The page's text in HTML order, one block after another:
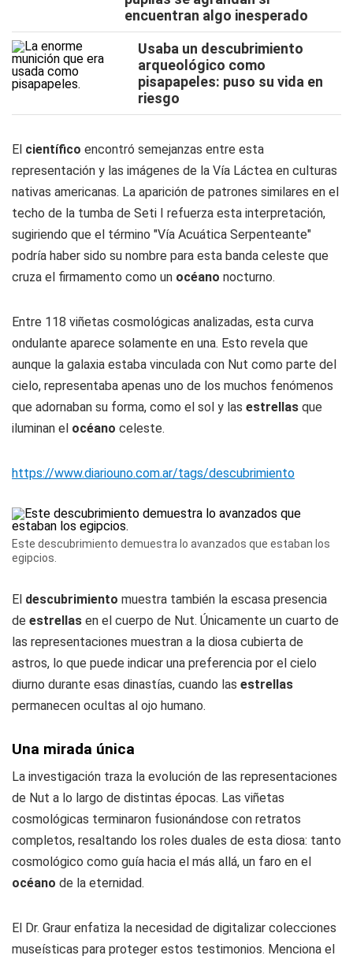
encuentran algo inesperado
Usaba un descubrimiento
arqueológico como
pisapapeles: puso su vida en
riesgo
El científico encontró semejanzas entre esta
representación y las imágenes de la Vía Láctea en culturas
nativas americanas. La aparición de patrones similares en el
techo de la tumba de Seti I refuerza esta interpretación,
sugiriendo que el término "Vía Acuática Serpenteante"
podría haber sido su nombre para esta banda celeste que
cruza el firmamento como un océano nocturno.
Entre 118 viñetas cosmológicas analizadas, esta curva
ondulante aparece solamente en una. Esto revela que
aunque la galaxia estaba vinculada con Nut como parte del
cielo, representaba apenas uno de los muchos fenómenos
que adornaban su forma, como el sol y las estrellas que
iluminan el océano celeste.
https://www.diariouno.com.ar/tags/descubrimiento
Este descubrimiento demuestra lo avanzados que estaban los
egipcios.
El descubrimiento muestra también la escasa presencia
de estrellas en el cuerpo de Nut. Únicamente un cuarto de
las representaciones muestran a la diosa cubierta de
astros, lo que puede indicar una preferencia por el cielo
diurno durante esas dinastías, cuando las estrellas
permanecen ocultas al ojo humano.
Una mirada única
La investigación traza la evolución de las representaciones
de Nut a lo largo de distintas épocas. Las viñetas
cosmológicas terminaron fusionándose con retratos
completos, resaltando los roles duales de esta diosa: tanto
cosmológico como guía hacia el más allá, un faro en el
océano de la eternidad.
El Dr. Graur enfatiza la necesidad de digitalizar colecciones
museísticas para proteger estos testimonios. Menciona el